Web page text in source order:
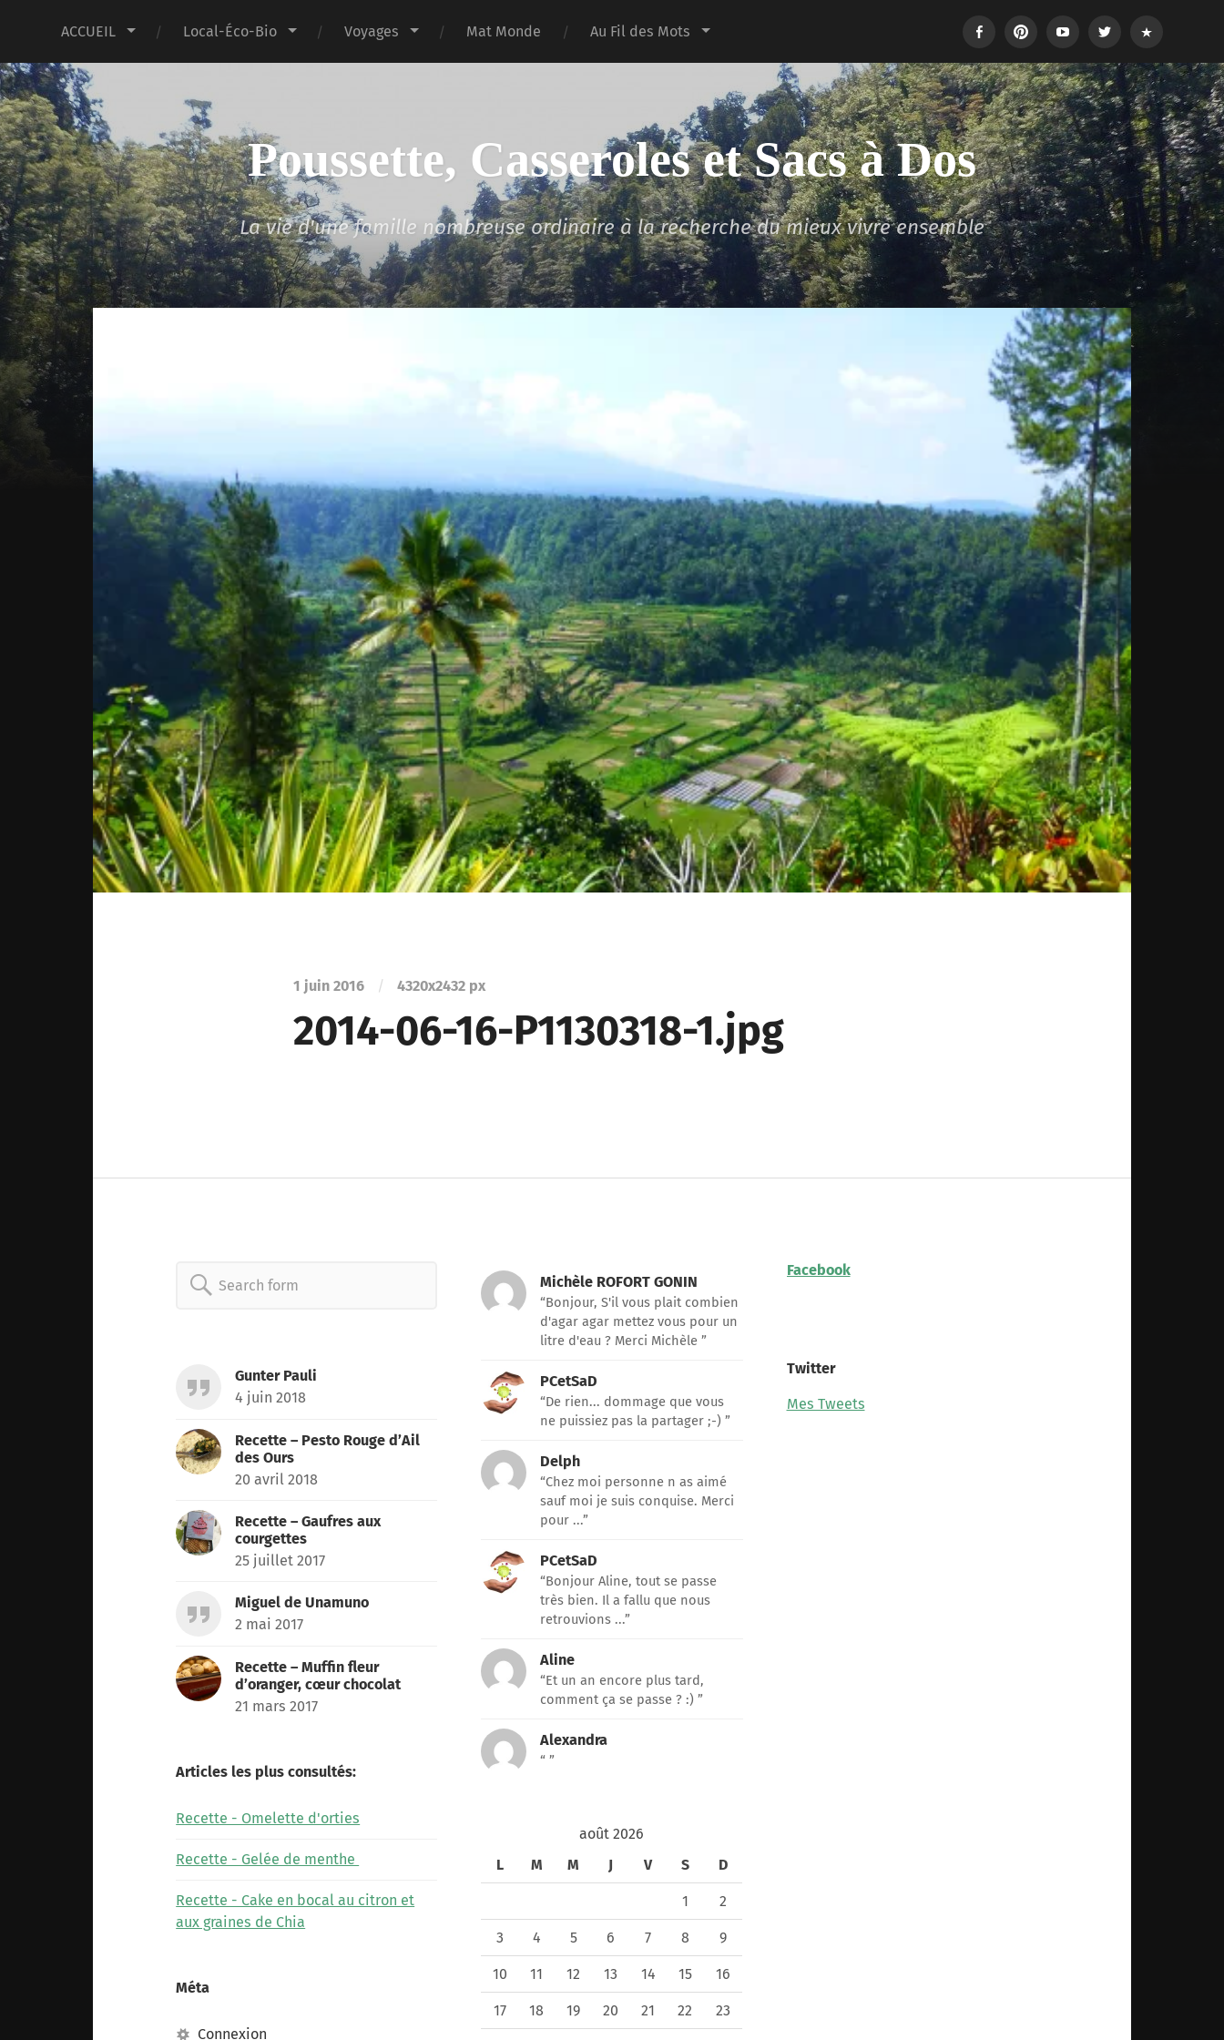
ACCUEIL Local-Éco-Bio Voyages Mat Monde Au Fil des Mots FacebookPinterestYoutubeTwitter Login
Poussette, Casseroles et Sacs à Dos
La vie d'une famille nombreuse ordinaire à la recherche du mieux vivre ensemble
1 juin 2016 / 4320x2432 px
2014-06-16-P1130318-1.jpg
Search
Gunter Pauli
4 juin 2018
Recette – Pesto Rouge d’Ail
des Ours
20 avril 2018
Recette – Gaufres aux
courgettes
25 juillet 2017
Miguel de Unamuno
2 mai 2017
Recette – Muffin fleur
d’oranger, cœur chocolat
21 mars 2017
Articles les plus consultés:
Recette - Omelette d'orties
Recette - Gelée de menthe
Recette - Cake en bocal au citron et
aux graines de Chia
Méta
Connexion
Michèle ROFORT GONIN
“Bonjour, S'il vous plait combien
d'agar agar mettez vous pour un
litre d'eau ? Merci Michèle ”
PCetSaD
“De rien... dommage que vous
ne puissiez pas la partager ;-) ”
Delph
“Chez moi personne n as aimé
sauf moi je suis conquise. Merci
pour ...”
PCetSaD
“Bonjour Aline, tout se passe
très bien. Il a fallu que nous
retrouvions ...”
Aline
“Et un an encore plus tard,
comment ça se passe ? :) ”
Alexandra
“ ”
août 2026
L
M M J V S D
1 2
3 4 5 6 7 8 9
10 11 12 13 14 15 16
17 18 19 20 21 22 23
Facebook
Twitter
Mes Tweets